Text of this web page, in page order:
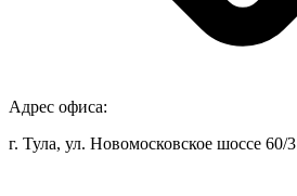
Адрес офиса:
г. Тула, ул. Новомосковское шоссе 60/3